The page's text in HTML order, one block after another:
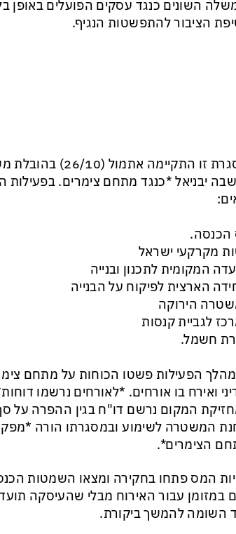
השונים כנגד עסקים הפועלים באופן
הציבור להתפשטות הנגיף.
במסגרת זו
יבניאל *כנגד מתחם צימרים. בפעילות
הכנסה.
מקרקעי ישראל
המקומית לתכנון ובנייה
הארצית לפיקוח על הבנייה
הירוקה
לגביית קנסות
חשמל.
הפעילות פשטו הכוחות על מתחם
ואירח בו אורחים. *לאורחים נרשמו
הצימרים*.
המס פתחו בחקירה ומצאו השמטות
במזומן עבור האירוח מבלי שהעיסקה
השומה להמשך ביקורת.